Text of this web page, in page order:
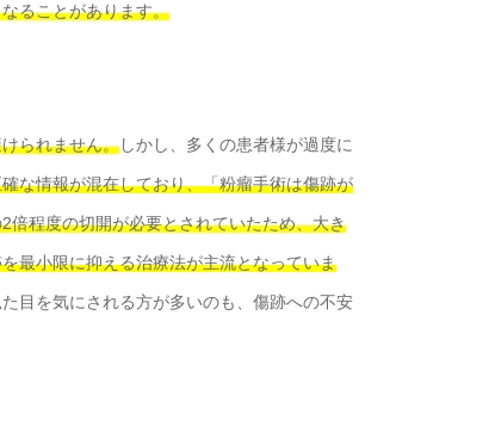
ることがあります。
られません。しかし、多くの患者様が過度に
な情報が混在しており、「粉瘤手術は傷跡が
倍程度の切開が必要とされていたため、大き
最小限に抑える治療法が主流となっていま
目を気にされる方が多いのも、傷跡への不安